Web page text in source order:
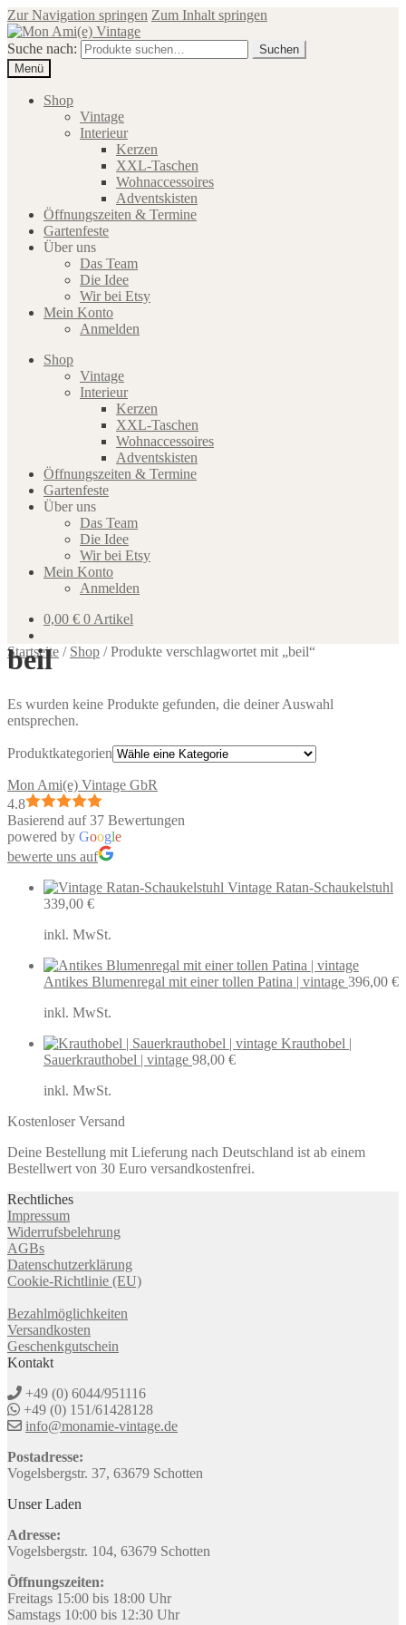
Zur Navigation springen Zum Inhalt springen
Suche nach:
Suchen
Menü
Shop
Vintage
Interieur
Kerzen
XXL-Taschen
Wohnaccessoires
Adventskisten
Öffnungszeiten & Termine
Gartenfeste
Über uns
Das Team
Die Idee
Wir bei Etsy
Mein Konto
Anmelden
Shop
Vintage
Interieur
Kerzen
XXL-Taschen
Wohnaccessoires
Adventskisten
Öffnungszeiten & Termine
Gartenfeste
Über uns
Das Team
Die Idee
Wir bei Etsy
Mein Konto
Anmelden
0,00 € 0 Artikel
Startseite / Shop /Produkte verschlagwortet mit „beil“
beil
Es wurden keine Produkte gefunden, die deiner Auswahl
entsprechen.
Produktkategorien
Mon Ami(e) Vintage GbR
4.8
Basierend auf 37 Bewertungen
powered by Google
bewerte uns auf
Vintage Ratan-Schaukelstuhl
339,00 €
inkl. MwSt.
Antikes Blumenregal mit einer tollen Patina | vintage 396,00 €
inkl. MwSt.
Krauthobel |
Sauerkrauthobel | vintage 98,00 €
inkl. MwSt.
Kostenloser Versand
Deine Bestellung mit Lieferung nach Deutschland ist ab einem
Bestellwert von 30 Euro versandkostenfrei.
Rechtliches
Impressum
Widerrufsbelehrung
AGBs
Datenschutzerklärung
Cookie-Richtlinie (EU)
Bezahlmöglichkeiten
Versandkosten
Geschenkgutschein
Kontakt
+49 (0) 6044/951116
+49 (0) 151/61428128
info@monamie-vintage.de
Postadresse:
Vogelsbergstr. 37, 63679 Schotten
Unser Laden
Adresse:
Vogelsbergstr. 104, 63679 Schotten
Öffnungszeiten:
Freitags 15:00 bis 18:00 Uhr
Samstags 10:00 bis 12:30 Uhr